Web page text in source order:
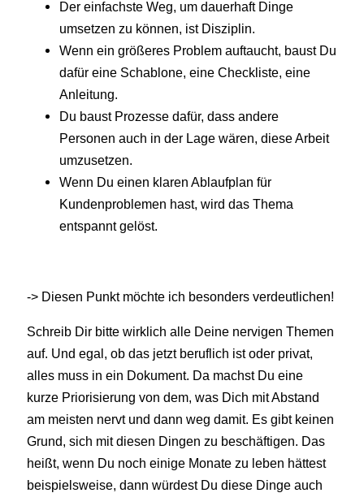
Der einfachste Weg, um dauerhaft Dinge
umsetzen zu können, ist Disziplin.
Wenn ein größeres Problem auftaucht, baust Du
dafür eine Schablone, eine Checkliste, eine
Anleitung.
Du baust Prozesse dafür, dass andere
Personen auch in der Lage wären, diese Arbeit
umzusetzen.
Wenn Du einen klaren Ablaufplan für
Kundenproblemen hast, wird das Thema
entspannt gelöst.
-> Diesen Punkt möchte ich besonders verdeutlichen!
Schreib Dir bitte wirklich alle Deine nervigen Themen
auf. Und egal, ob das jetzt beruflich ist oder privat,
alles muss in ein Dokument. Da machst Du eine
kurze Priorisierung von dem, was Dich mit Abstand
am meisten nervt und dann weg damit. Es gibt keinen
Grund, sich mit diesen Dingen zu beschäftigen. Das
heißt, wenn Du noch einige Monate zu leben hättest
beispielsweise, dann würdest Du diese Dinge auch